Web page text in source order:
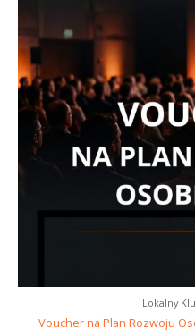
Lokalny
Voucher na Plan Rozwoju